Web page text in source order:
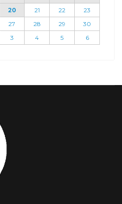
20 21 22
23
27 28 29
30
3 4 5 6